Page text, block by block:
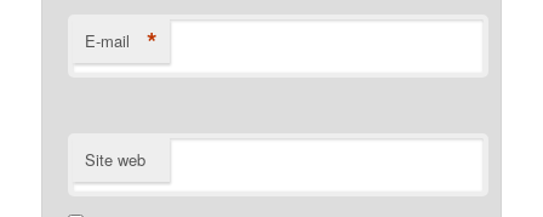
E-mail *
Site web